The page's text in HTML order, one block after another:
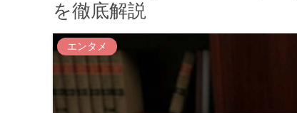
を徹底解説
エンタメ